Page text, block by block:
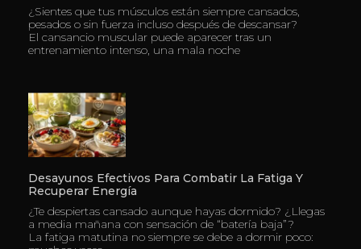
¿Sientes que tus músculos están siempre cansados,
pesados o sin fuerza incluso después de descansar?
El cansancio muscular puede aparecer tras un
entrenamiento intenso, una mala noche
Desayunos Efectivos Para Combatir La Fatiga Y
Recuperar Energía
¿Te despiertas cansado aunque hayas dormido? ¿Llegas
a media mañana con sensación de “batería baja”?
La fatiga matutina no siempre se debe a dormir poco: